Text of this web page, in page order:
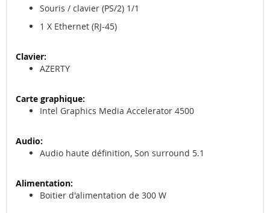
Souris / clavier (PS/2) 1/1
1 X Ethernet (RJ-45)
AZERTY
Intel Graphics Media Accelerator 4500
Audio haute définition, Son surround 5.1
Boitier d'alimentation de 300 W